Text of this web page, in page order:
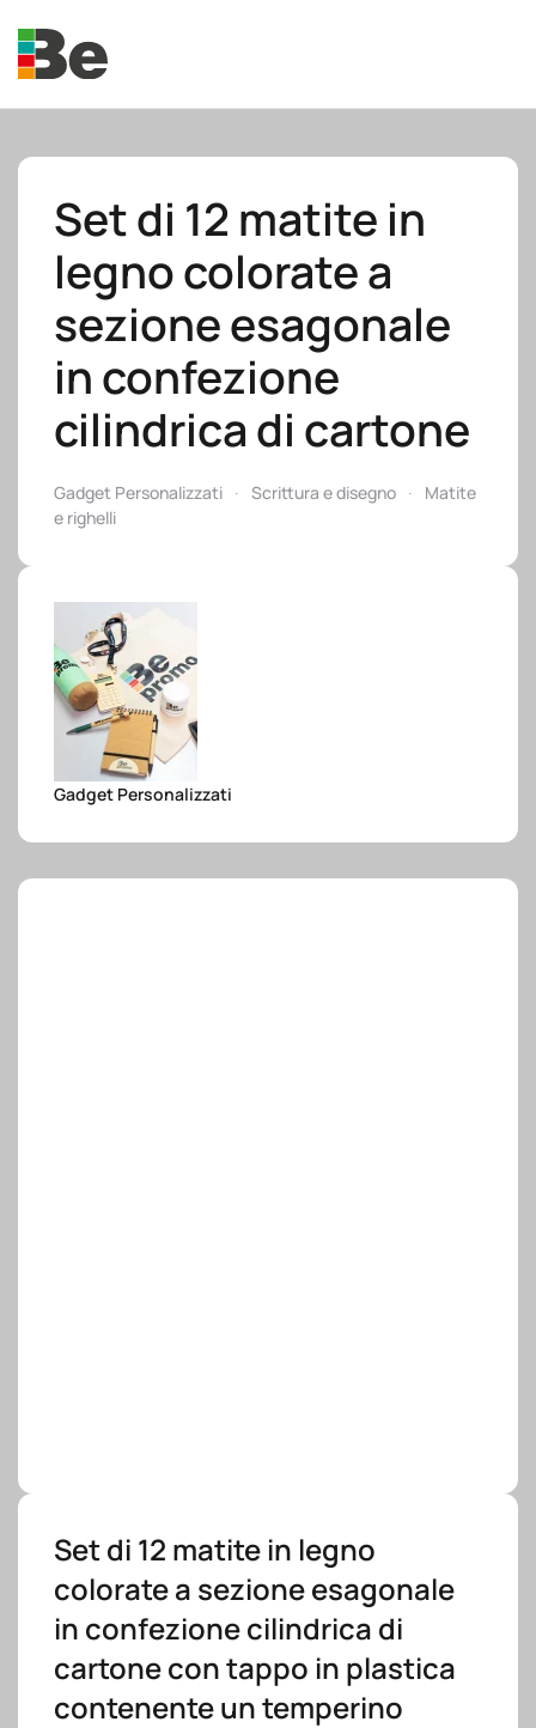
Skip to main content
Set di 12 matite in
legno colorate a
sezione esagonale
in confezione
cilindrica di cartone
Gadget Personalizzati Scrittura e disegno
Matite
e righelli
Gadget Personalizzati
Set di 12 matite in legno
colorate a sezione esagonale
in confezione cilindrica di
cartone con tappo in plastica
contenente un temperino